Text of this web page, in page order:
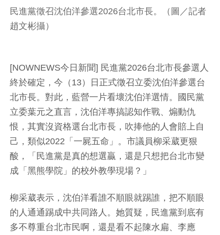
民進黨徵召沈伯洋參選2026台北市長。（圖／記者
趙文彬攝）
[NOWNEWS今日新聞] 民進黨2026台北市長參選人
終於確定，今（13）日正式徵召立委沈伯洋參選台
北市長。對此，藍營一片看壞沈伯洋選情。國民黨
立委葉元之直言，沈伯洋專搞認知作戰、煽動仇
恨，其實沒資格選台北市長，吹捧他的人會賠上自
己，類似2022「一屍五命」。市議員柳采葳更狠
酸，「民進黨是真的想選贏，還是只想把台北市變
成「黑熊學院」的校外教學現場？」
柳采葳表示，沈伯洋看誰不順眼就踢誰，把不順眼
的人通通踢成中共同路人。她質疑，民進黨到底有
多不尊重台北市民啊，還是看不起陳水扁、李應